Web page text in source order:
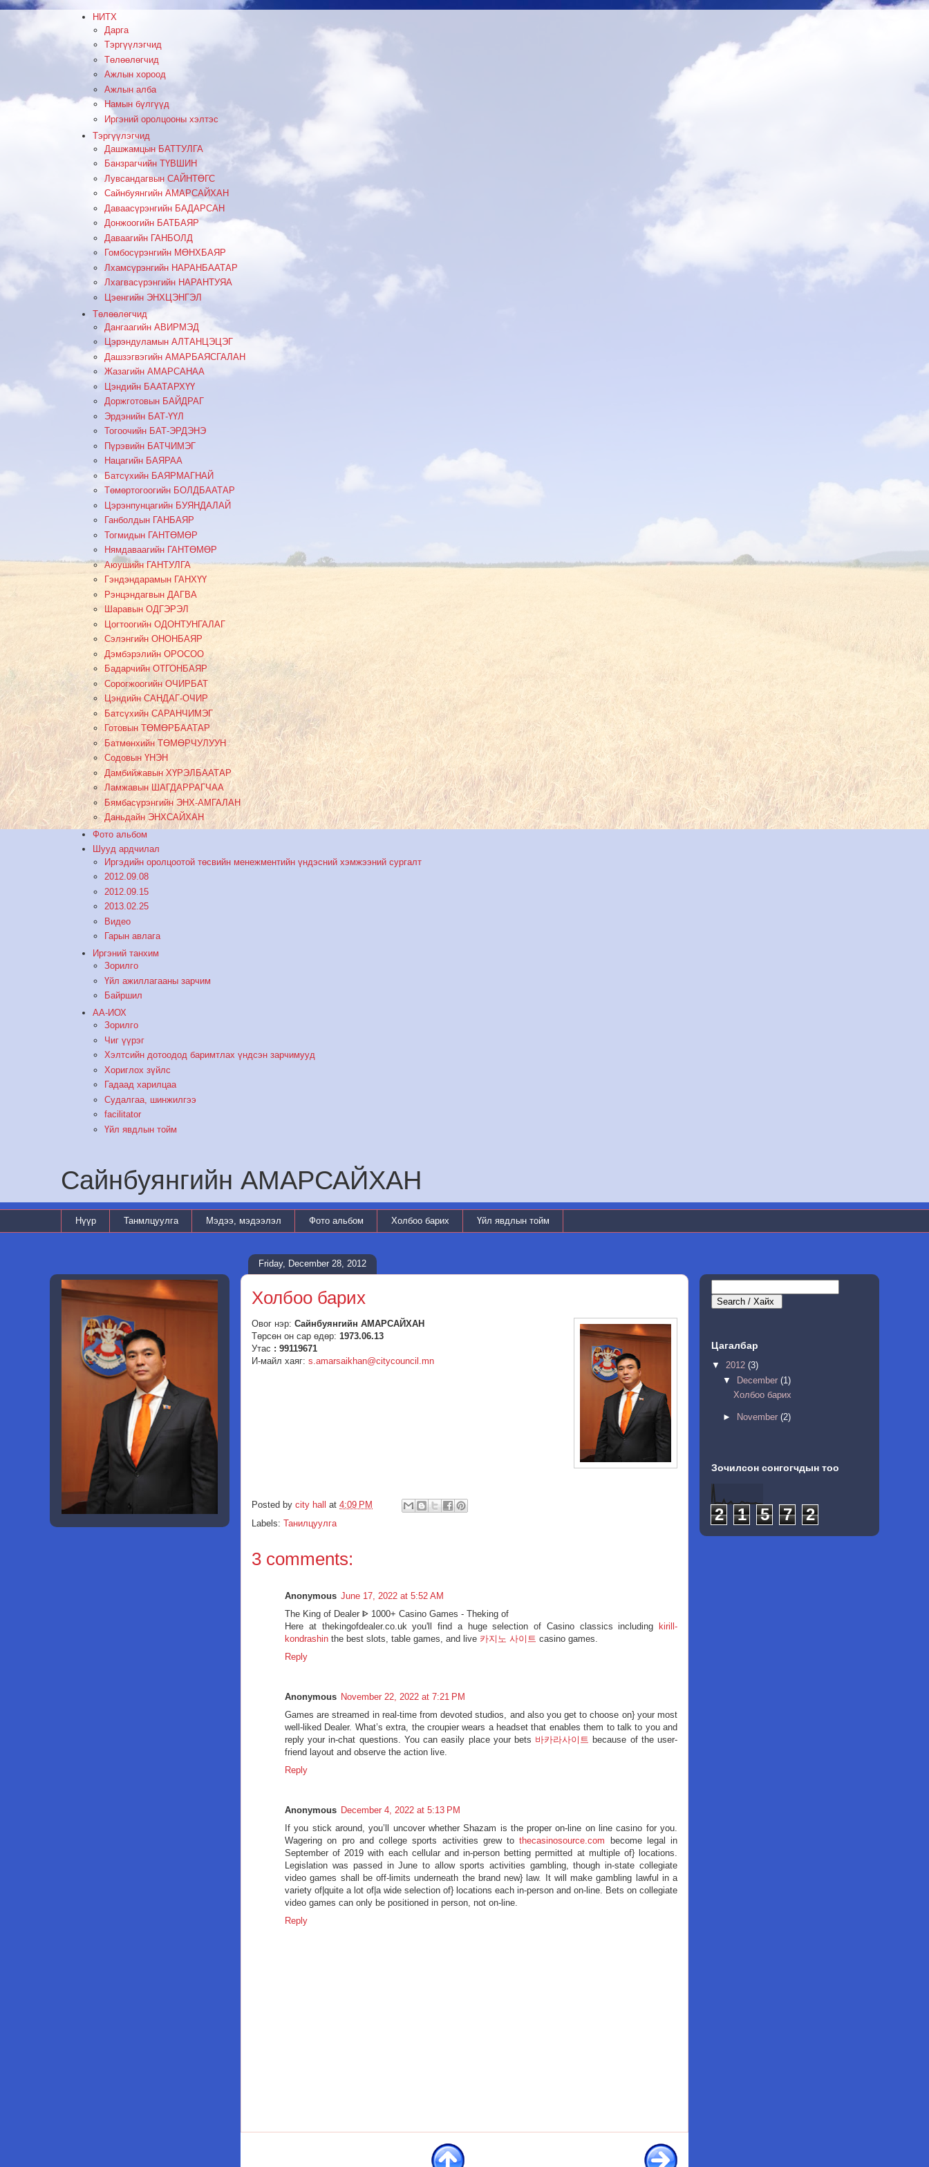
НИТХ
Дарга
Тэргүүлэгчид
Төлөөлөгчид
Ажлын хороод
Ажлын алба
Намын бүлгүүд
Иргэний оролцооны хэлтэс
Тэргүүлэгчид
Дашжамцын БАТТУЛГА
Банзрагчийн ТҮВШИН
Лувсандагвын САЙНТӨГС
Сайнбуянгийн АМАРСАЙХАН
Даваасүрэнгийн БАДАРСАН
Донжоогийн БАТБАЯР
Даваагийн ГАНБОЛД
Гомбосүрэнгийн МӨНХБАЯР
Лхамсүрэнгийн НАРАНБААТАР
Лхагвасүрэнгийн НАРАНТУЯА
Цэенгийн ЭНХЦЭНГЭЛ
Төлөөлөгчид
Дангаагийн АВИРМЭД
Цэрэндуламын АЛТАНЦЭЦЭГ
Дашзэгвэгийн АМАРБАЯСГАЛАН
Жазагийн АМАРСАНАА
Цэндийн БААТАРХҮҮ
Доржготовын БАЙДРАГ
Эрдэнийн БАТ-ҮҮЛ
Тогоочийн БАТ-ЭРДЭНЭ
Пүрэвийн БАТЧИМЭГ
Нацагийн БАЯРАА
Батсүхийн БАЯРМАГНАЙ
Төмөртогоогийн БОЛДБААТАР
Цэрэнпунцагийн БУЯНДАЛАЙ
Ганболдын ГАНБАЯР
Тогмидын ГАНТӨМӨР
Нямдаваагийн ГАНТӨМӨР
Аюушийн ГАНТУЛГА
Гэндэндарамын ГАНХҮҮ
Рэнцэндагвын ДАГВА
Шаравын ОДГЭРЭЛ
Цогтоогийн ОДОНТУНГАЛАГ
Сэлэнгийн ОНОНБАЯР
Дэмбэрэлийн ОРОСОО
Бадарчийн ОТГОНБАЯР
Сорогжоогийн ОЧИРБАТ
Цэндийн САНДАГ-ОЧИР
Батсүхийн САРАНЧИМЭГ
Готовын ТӨМӨРБААТАР
Батмөнхийн ТӨМӨРЧУЛУУН
Содовын ҮНЭН
Дамбийжавын ХҮРЭЛБААТАР
Ламжавын ШАГДАРРАГЧАА
Бямбасүрэнгийн ЭНХ-АМГАЛАН
Даньдайн ЭНХСАЙХАН
Фото альбом
Шууд ардчилал
Иргэдийн оролцоотой төсвийн менежментийн үндэсний хэмжээний сургалт
2012.09.08
2012.09.15
2013.02.25
Видео
Гарын авлага
Иргэний танхим
Зорилго
Үйл ажиллагааны зарчим
Байршил
АА-ИОХ
Зорилго
Чиг үүрэг
Хэлтсийн дотоодод баримтлах үндсэн зарчимууд
Хориглох зүйлс
Гадаад харилцаа
Судалгаа, шинжилгээ
facilitator
Үйл явдлын тойм
Сайнбуянгийн АМАРСАЙХАН
Нүүр Танмлцуулга Мэдээ, мэдээлэл Фото альбом Холбоо барих Үйл явдлын тойм
Friday, December 28, 2012
Холбоо барих
Овог нэр: Сайнбуянгийн АМАРСАЙХАН
Төрсөн он сар өдөр: 1973.06.13
Утас : 99119671
И-майл хаяг: s.amarsaikhan@citycouncil.mn
Posted by city hall at 4:09 PM
Labels: Танилцуулга
3 comments:
Anonymous June 17, 2022 at 5:52 AM
The King of Dealer ᐈ 1000+ Casino Games - Theking of
Here at thekingofdealer.co.uk you'll find a huge selection of Casino classics including kirill-
kondrashin the best slots, table games, and live 카지노 사이트 casino games.
Reply
Anonymous November 22, 2022 at 7:21 PM
Games are streamed in real-time from devoted studios, and also you get to choose on} your most
well-liked Dealer. What’s extra, the croupier wears a headset that enables them to talk to you and
reply your in-chat questions. You can easily place your bets 바카라사이트 because of the user-
friend layout and observe the action live.
Reply
Anonymous December 4, 2022 at 5:13 PM
If you stick around, you’ll uncover whether Shazam is the proper on-line on line casino for you.
Wagering on pro and college sports activities grew tothecasinosource.com become legal in
September of 2019 with each cellular and in-person betting permitted at multiple of} locations.
Legislation was passed in June to allow sports activities gambling, though in-state collegiate
video games shall be off-limits underneath the brand new} law. It will make gambling lawful in a
variety of|quite a lot of|a wide selection of} locations each in-person and on-line. Bets on collegiate
video games can only be positioned in person, not on-line.
Reply
Цагалбар
▼ 2012 (3)
▼
December (1)
Холбоо барих
► November (2)
Зочилсон сонгогчдын тоо
2 1 5 7 2